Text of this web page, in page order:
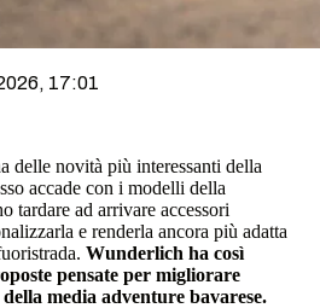
17:01
delle novità più interessanti della
accade con i modelli della
tardare ad arrivare accessori
e renderla ancora più adatta
Wunderlich ha così
pensate per migliorare
media adventure bavarese.